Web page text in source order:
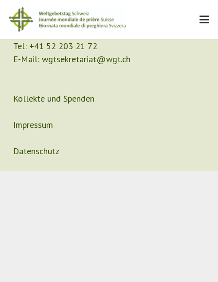
Kontakt
Sekretariat
Tel: +41 52 203 21 72
E-Mail: wgtsekretariat@wgt.ch
Kollekte und Spenden
Impressum
Datenschutz